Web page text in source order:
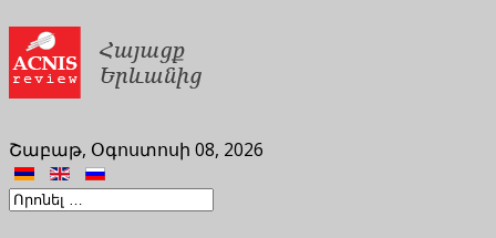
Շաբաթ, Օգոստոսի 08, 2026